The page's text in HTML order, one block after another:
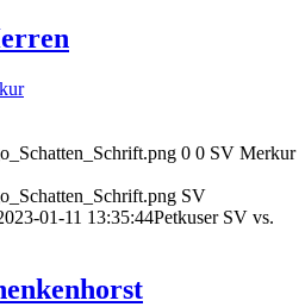
0 0 SV Merkur
SV
01-11 13:35:44Petkuser SV vs.